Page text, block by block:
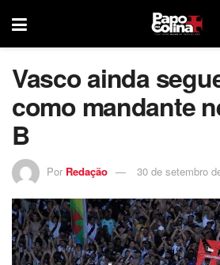
Vasco ainda
como mandante
B
Por Redação 30 de setembro